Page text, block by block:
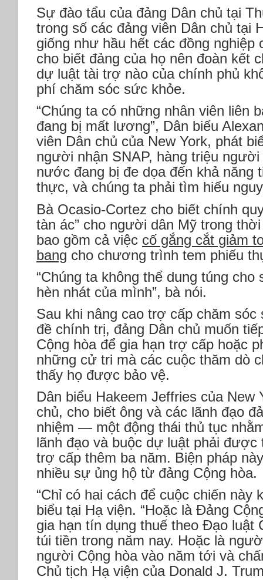
Sự đào tẩu của đảng Dân chủ tại
trong số các đảng viên Dân chủ tại
giống như hầu hết các đồng
cho biết đảng của họ nên đoàn kết
dự luật tài trợ nào của chính phủ
phí chăm sóc sức khỏe.
“Chúng ta có những nhân viên liên
đang bị mất lương”, Dân biểu
viên Dân chủ của New York, phát
người nhận SNAP, hàng triệu
nước đang bị đe dọa đến khả năng
thực, và chúng ta phải tìm hiểu
Bà Ocasio-Cortez cho biết chính
tàn ác” cho người dân Mỹ trong
bao gồm cả việc cố gắng cắt giảm
bang cho chương trình tem phiếu
“Chúng ta không thể dung túng
hèn nhát của mình”, bà nói.
Sau khi nâng cao trợ cấp chăm
đề chính trị, đảng Dân chủ muốn
Cộng hòa để gia hạn trợ cấp hoặc
những cử tri mà các cuộc thăm dò
thấy họ được bảo vệ.
Dân biểu Hakeem Jeffries của New
chủ, cho biết ông và các lãnh đạo
nhiệm — một động thái thủ tục
lãnh đạo và buộc dự luật phải
trợ cấp thêm ba năm. Biện pháp
nhiều sự ủng hộ từ đảng Cộng hòa.
“Chỉ có hai cách để cuộc chiến này
biểu tại Hạ viện. “Hoặc là Đảng
gia hạn tín dụng thuế theo Đạo luật
túi tiền trong năm nay. Hoặc là
người Cộng hòa vào năm tới và
Chủ tịch Hạ viện của Donald J.